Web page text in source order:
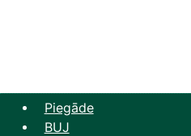
Piegāde
BUJ